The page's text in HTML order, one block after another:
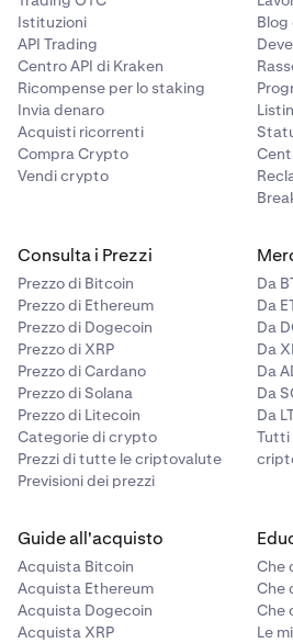
Ponzi possono portare alla
dell'investimento.
Rischio tecnologico
: I bug o i
blockchain potrebbero
funzionalità o il valore di una
Rischio di controparte
: Se
exchange di criptovalute
hackeraggio, potresti perdere
negli smart contract possono
portando alla perdita di fondi o
contratto.
Istituzioni
API Trading
Centro API di Kraken
Ricompense per lo staking
Invia denaro
Acquisti ricorrenti
Compra Crypto
Vendi crypto
Blog
Consulta i Prezzi
Prezzo di Bitcoin
Prezzo di Ethereum
Prezzo di Dogecoin
Prezzo di XRP
Prezzo di Cardano
Prezzo di Solana
Prezzo di Litecoin
Categorie di crypto
Prezzi di tutte le criptovalute
Previsioni dei prezzi
Da
Da
Da
Da
Da
Da
Da
Tutti
Guide all'acquisto
Acquista Bitcoin
Acquista Ethereum
Acquista Dogecoin
Acquista XRP
Che
Che
Che
Le